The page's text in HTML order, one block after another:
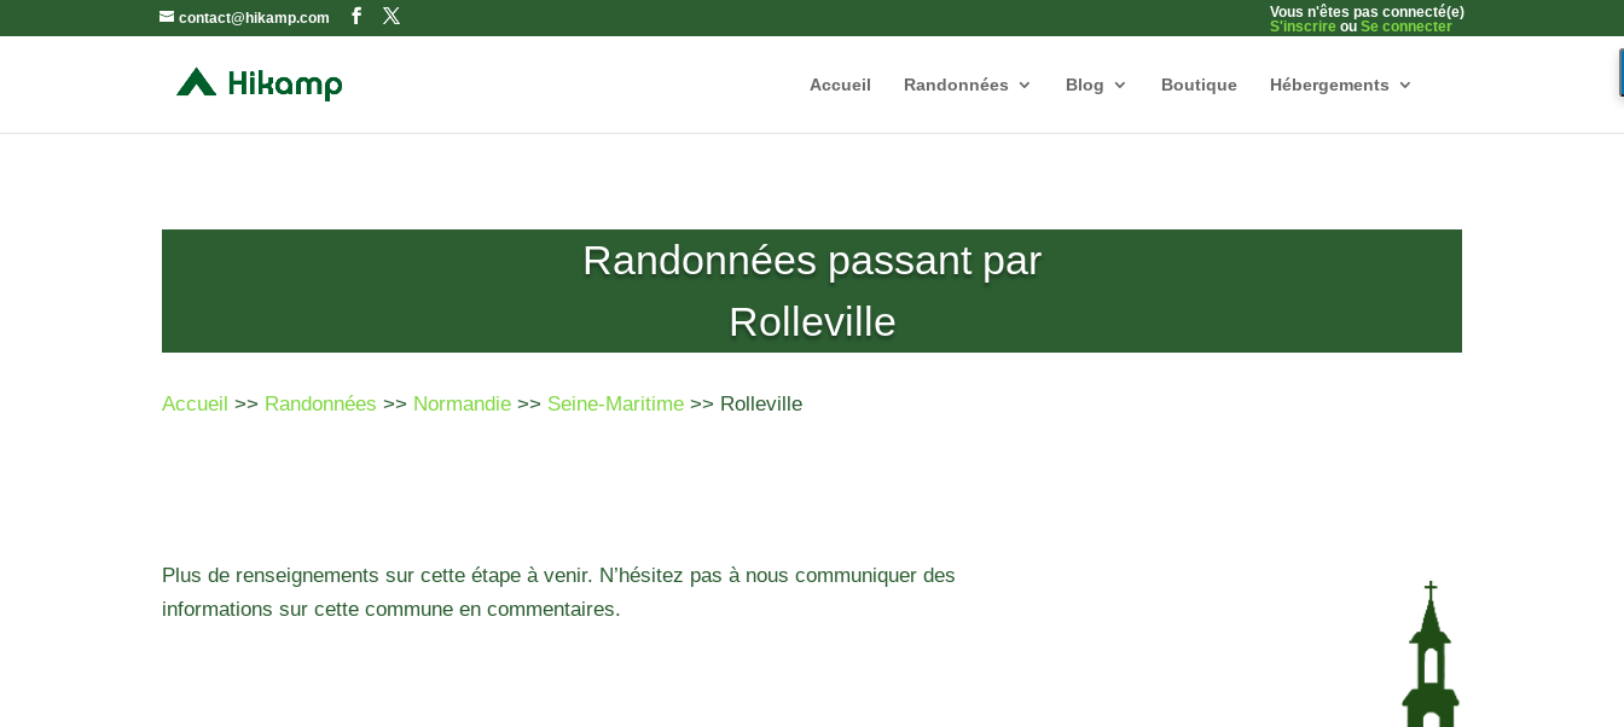
contact@hikamp.com
Vous n'êtes pas connecté(e)
S'inscrire ou Se connecter
Accueil Randonnées Blog Boutique Hébergements
Randonnées passant par
Rolleville
Accueil >> Randonnées >> Normandie >> Seine-Maritime >> Rolleville
Plus de renseignements sur cette étape à venir. N’hésitez pas à nous communiquer des
informations sur cette commune en commentaires.